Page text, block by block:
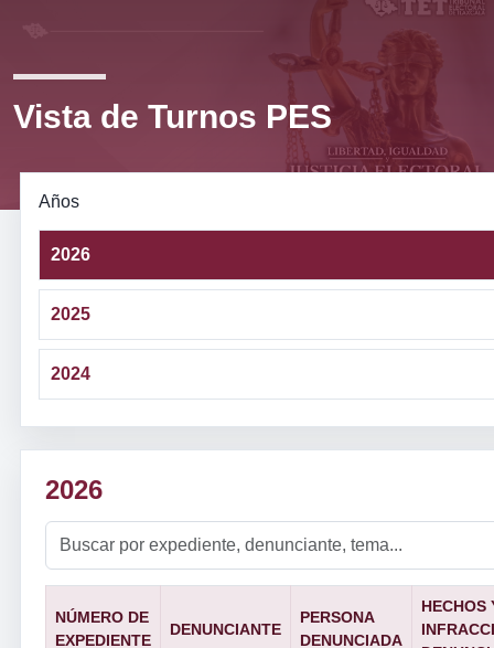
Vista de Turnos PES
2026
NÚMERO DE
EXPEDIENTE
DENUNCIANTE
PERSONA
DENUNCIADA
HECHOS
Años
2026
2025
2024